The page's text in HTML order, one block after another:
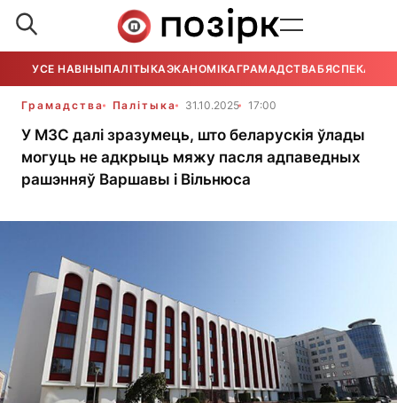
УСЕ НАВІНЫПАЛІТЫКАЭКАНОМІКАГРАМАДСТВАБЯСПЕКА
Грамадства Палітыка 31.10.2025 17:00
У МЗС далі зразумець, што беларускія ўлады
могуць не адкрыць мяжу пасля адпаведных
рашэнняў Варшавы і Вільнюса